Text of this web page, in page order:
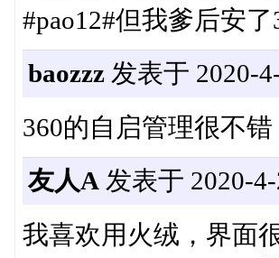
#pao12#但我爹后安
baozzz发表于 2020-
360的自启管理很不错
友人A发表于 2020-4-
我喜欢用火绒，界面